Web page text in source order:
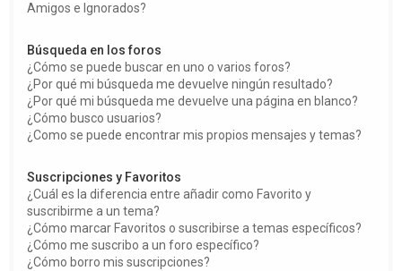
Amigos e Ignorados?
Búsqueda en los foros
¿Cómo se puede buscar en uno o varios foros?
¿Por qué mi búsqueda me devuelve ningún resultado?
¿Por qué mi búsqueda me devuelve una página en blanco?
¿Cómo busco usuarios?
¿Como se puede encontrar mis propios mensajes y temas?
Suscripciones y Favoritos
¿Cuál es la diferencia entre añadir como Favorito y
suscribirme a un tema?
¿Cómo marcar Favoritos o suscribirse a temas específicos?
¿Cómo me suscribo a un foro específico?
¿Cómo borro mis suscripciones?